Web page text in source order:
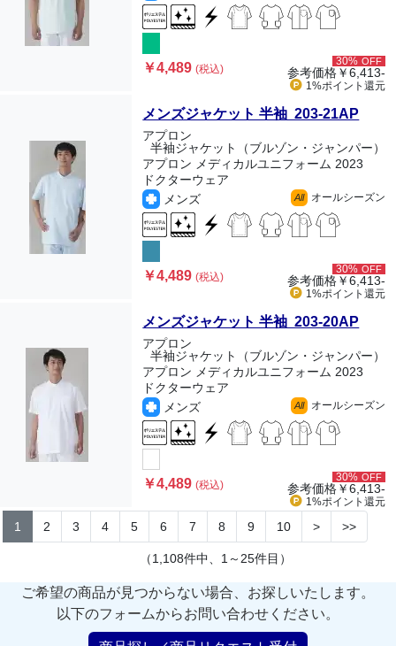
￥4,489(税込)
30% OFF
参考価格￥6,413-
1%ポイント 還元
メンズジャケット 半袖 203-21AP
アプロン
半袖ジャケット（ブルゾン・ジャンパー）
アプロン メディカルユニフォーム 2023
ドクターウェア
メンズ
All オールシーズン
￥4,489(税込)
30% OFF
参考価格￥6,413-
1%ポイント 還元
メンズジャケット 半袖 203-20AP
アプロン
半袖ジャケット（ブルゾン・ジャンパー）
アプロン メディカルユニフォーム 2023
ドクターウェア
メンズ
All オールシーズン
￥4,489(税込)
30% OFF
参考価格￥6,413-
1%ポイント 還元
1 2 3 4 5 6 7 8 9 10 > >>
（1,108件中、1～25件目）
ご希望の商品が見つからない場合、お探しいたします。
以下のフォームからお問い合わせください。